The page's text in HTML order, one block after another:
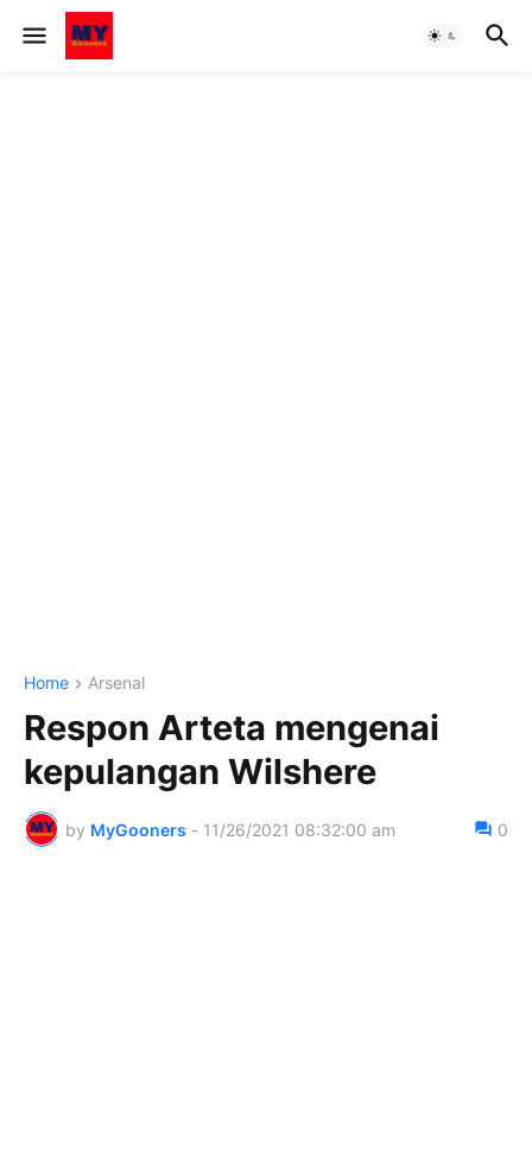
Home Arsenal
Respon Arteta mengenai
kepulangan Wilshere
by MyGooners - 11/26/2021 08:32:00 am 0